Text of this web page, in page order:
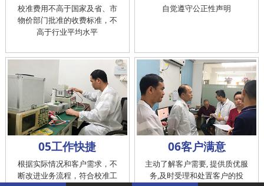
校准费用不高于国家及省、市
物价部门批准的收费标准，不
高于行业平均水平
自觉遵守公正性声明
05工作快捷
根据实际情况和客户需求，不
断改进业务流程，符合校准工
06客户满意
主动了解客户需要, 提供质优服
务,及时受理和处置客户的投